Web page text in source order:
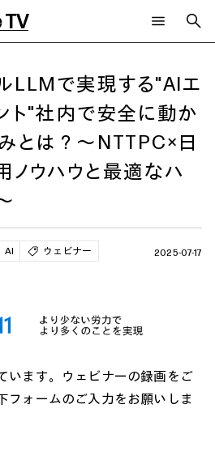
TV
事例
イベントレポート
AI PC
WXP（DEXツール）
登録
イト
ンツを検索します。
LLMで実現する"AIエ
ト"社内で安全に動か
とは？～NTTPC×日
ノウハウと最適なハ
AI
ウェビナー
2025-07-17
います。ウェビナーの録画をご
フォームのご入力をお願いしま